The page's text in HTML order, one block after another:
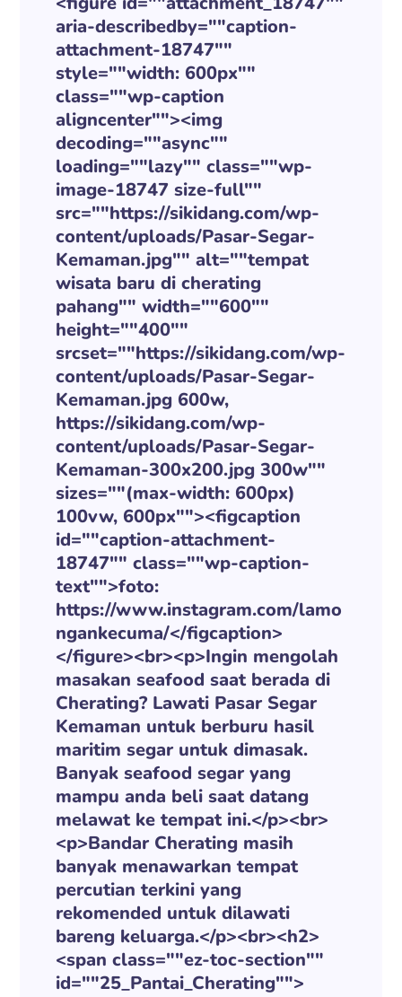
aria-describedby=""caption-
attachment-18747""
style=""width: 600px""
class=""wp-caption
aligncenter""><img
decoding=""async""
loading=""lazy"" class=""wp-
image-18747 size-full""
src=""https://sikidang.com/wp-
content/uploads/Pasar-Segar-
Kemaman.jpg"" alt=""tempat
wisata baru di cherating
pahang"" width=""600""
height=""400""
srcset=""https://sikidang.com/wp-
content/uploads/Pasar-Segar-
Kemaman.jpg 600w,
https://sikidang.com/wp-
content/uploads/Pasar-Segar-
Kemaman-300x200.jpg 300w""
sizes=""(max-width: 600px)
100vw, 600px""><figcaption
id=""caption-attachment-
18747"" class=""wp-caption-
text"">foto:
https://www.instagram.com/lamo
ngankecuma/</figcaption>
</figure><br><p>Ingin mengolah
masakan seafood saat berada di
Cherating? Lawati Pasar Segar
Kemaman untuk berburu hasil
maritim segar untuk dimasak.
Banyak seafood segar yang
mampu anda beli saat datang
melawat ke tempat ini.</p><br>
<p>Bandar Cherating masih
banyak menawarkan tempat
percutian terkini yang
rekomended untuk dilawati
bareng keluarga.</p><br><h2>
<span class=""ez-toc-section""
id=""25_Pantai_Cherating"">